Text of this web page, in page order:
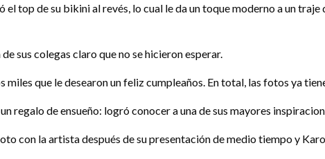
el top de su bikini al revés, lo cual le da un toque moderno a un
sus colegas claro que no se hicieron esperar.
que le desearon un feliz cumpleaños. En total, las fotos ya
regalo de ensueño: logró conocer a una de sus mayores
con la artista después de su presentación de medio tiempo y